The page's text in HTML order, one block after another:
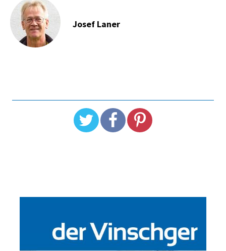
Josef Laner